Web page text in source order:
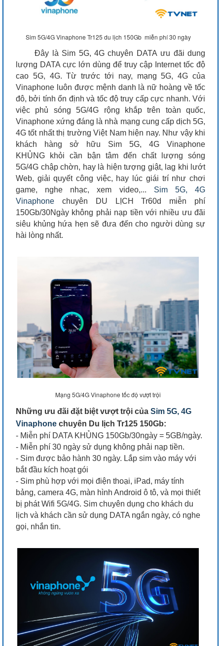
Sim 5G/4G Vinaphone Tr125 du lịch 150Gb miễn phí 30 ngày
Đây là Sim 5G, 4G chuyên DATA ưu đãi dung
lượng DATA cực lớn dùng để truy cập Internet tốc độ
cao 5G, 4G. Từ trước tới nay, mạng 5G, 4G của
Vinaphone luôn được mệnh danh là nữ hoàng về tốc
đô, bởi tính ổn định và tốc độ truy cấp cực nhanh. Với
việc phủ sóng 5G/4G rộng khắp trên toàn quốc,
Vinaphone xứng đáng là nhà mạng cung cấp dịch 5G,
4G tốt nhất thị trường Việt Nam hiện nay. Như vậy khi
khách hàng sở hữu Sim 5G, 4G Vinaphone
KHỦNG khỏi cần bận tâm đến chất lượng sóng
5G/4G chập chờn, hay là hiện tượng giật, lag khi lướt
Web, giải quyết công việc, hay lúc giái trí như chơi
game, nghe nhạc, xem video,... Sim 5G, 4G
Vinaphone chuyên DU LỊCH Tr60d miễn phí
150Gb/30Ngày không phải nạp tiền với nhiều ưu đãi
siêu khủng hứa hẹn sẽ đưa đến cho người dùng sự
hài lòng nhất.
Mạng 5G/4G Vinaphone tốc độ vượt trội
Những ưu đãi đặt biệt vượt trội của Sim 5G, 4G
Vinaphone chuyên Du lịch Tr125 150Gb:
- Miễn phí DATA KHỦNG 150Gb/30ngày = 5GB/ngày.
- Miễn phí 30 ngày sử dụng không phải nạp tiền.
- Sim được bảo hành 30 ngày. Lắp sim vào máy với
bắt đầu kích hoạt gói
- Sim phù hợp với mọi điện thoại, iPad, máy tính
bảng, camera 4G, màn hình Android ô tô, và mọi thiết
bị phát Wifi 5G/4G. Sim chuyên dụng cho khách du
lịch và khách cần sử dụng DATA ngắn ngày, có nghe
gọi, nhắn tin.